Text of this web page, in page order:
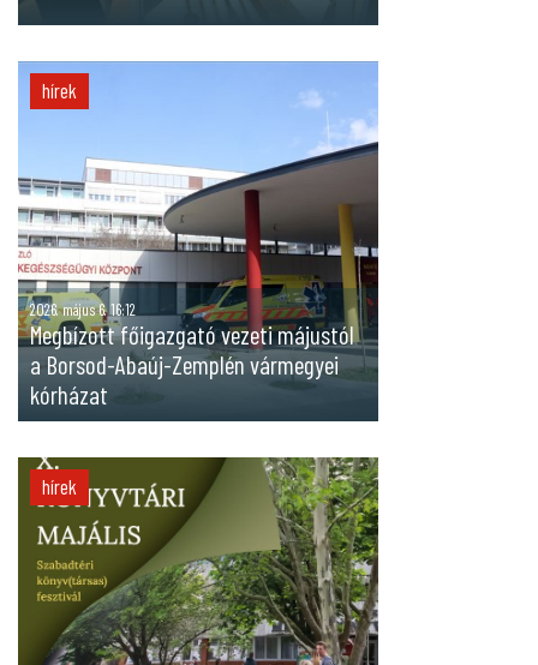
hírek
2026. május 6. 16:12
Megbízott főigazgató vezeti májustól
a Borsod-Abaúj-Zemplén vármegyei
kórházat
hírek